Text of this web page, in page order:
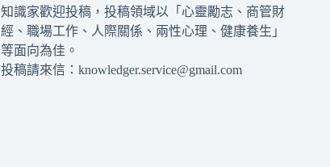
知識家歡迎投稿，投稿領域以「心靈勵志、商管財
經、職場工作、人際關係、兩性心理、健康養生」
等面向為佳。
投稿請來信：knowledger.service@gmail.com